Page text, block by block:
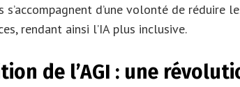
s’accompagnent d’une volonté de réduire
rendant ainsi l’IA plus inclusive.
de l’AGI : une